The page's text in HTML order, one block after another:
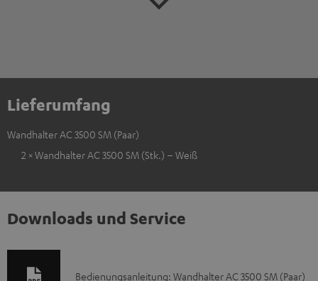
Lieferumfang
Wandhalter AC 3500 SM (Paar)
2 × Wandhalter AC 3500 SM (Stk.) – Weiß
Downloads und Service
Bedienungsanleitung: Wandhalter AC 3500 SM (Paar)